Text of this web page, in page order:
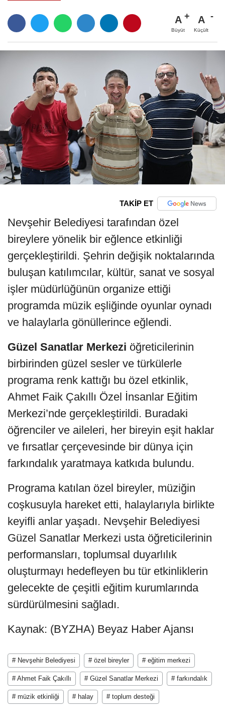
A
Büyüt
A
Küçült
TAKİP ET
Nevşehir Belediyesi tarafından özel
bireylere yönelik bir eğlence etkinliği
gerçekleştirildi. Şehrin değişik noktalarında
buluşan katılımcılar, kültür, sanat ve sosyal
işler müdürlüğünün organize ettiği
programda müzik eşliğinde oyunlar oynadı
ve halaylarla gönüllerince eğlendi.
Güzel Sanatlar Merkezi öğreticilerinin
birbirinden güzel sesler ve türkülerle
programa renk kattığı bu özel etkinlik,
Ahmet Faik Çakıllı Özel İnsanlar Eğitim
Merkezi’nde gerçekleştirildi. Buradaki
öğrenciler ve aileleri, her bireyin eşit haklar
ve fırsatlar çerçevesinde bir dünya için
farkındalık yaratmaya katkıda bulundu.
Programa katılan özel bireyler, müziğin
coşkusuyla hareket etti, halaylarıyla birlikte
keyifli anlar yaşadı. Nevşehir Belediyesi
Güzel Sanatlar Merkezi usta öğreticilerinin
performansları, toplumsal duyarlılık
oluşturmayı hedefleyen bu tür etkinliklerin
gelecekte de çeşitli eğitim kurumlarında
sürdürülmesini sağladı.
Kaynak: (BYZHA) Beyaz Haber Ajansı
# Nevşehir Belediyesi # özel bireyler # eğitim merkezi
# Ahmet Faik Çakıllı # Güzel Sanatlar Merkezi # farkındalık
# müzik etkinliği # halay # toplum desteği